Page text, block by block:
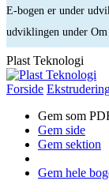
E-bogen er under
udviklingen under Om
Plast Teknologi
Forside
Gem som
Gem side
Gem sektion
Gem hele